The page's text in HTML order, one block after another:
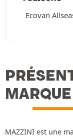
Ecovan
MAZZINI est une